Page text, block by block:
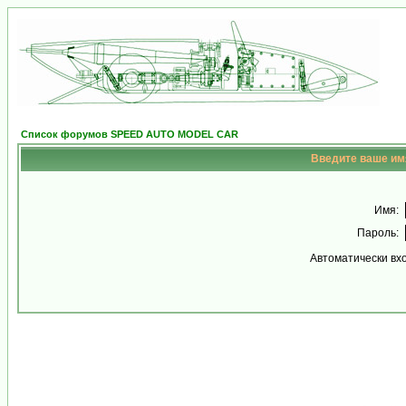
Список форумов SPEED AUTO MODEL CAR
Введите ваше
Имя:
Пароль:
Автоматически